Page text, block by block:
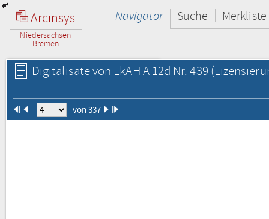
Arcinsys
Niedersachsen
Bremen
Navigator Suche Merkliste
Digitalisate von LkAH A 12d Nr. 439
von 337